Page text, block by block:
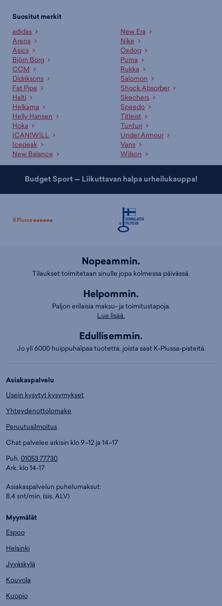
Suositut merkit
adidas
Arena
Asics
Björn Borg
CCM
Didriksons
Fat Pipe
Halti
Helkama
Helly Hansen
Hoka
ICANIWILL
Icepeak
New Balance
New Era
Nike
Oxdog
Puma
Rukka
Salomon
Shock Absorber
Skechers
Speedo
Titleist
Tunturi
Under Armour
Vans
Wilson
Budget Sport — Liikuttavan halpa urheilukauppa!
Nopeammin.
Tilaukset toimitetaan sinulle jopa kolmessa päivässä.
Helpommin.
Paljon erilaisia maksu- ja toimitustapoja.
Lue lisää.
Edullisemmin.
Jo yli 6000 huippuhalpaa tuotetta, joista saat K-Plussa-pisteitä.
Asiakaspalvelu
Usein kysytyt kysymykset
Yhteydenottolomake
Peruutusilmoitus
Chat palvelee arkisin klo 9–12 ja 14–17
Puh. 01053 77730
Ark. klo 14-17
Asiakaspalvelun puhelumaksut:
8,4 snt/min. (sis. ALV)
Myymälät
Espoo
Helsinki
Jyväskylä
Kouvola
Kuopio